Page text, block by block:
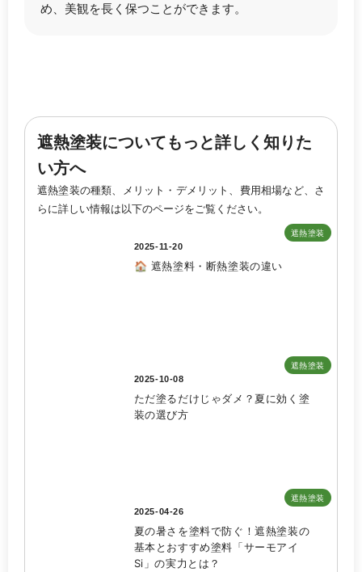
め、美観を長く保つことができます。
遮熱塗装についてもっと詳しく知りた
い方へ
遮熱塗装の種類、メリット・デメリット、費用相場など、さ
らに詳しい情報は以下のページをご覧ください。
遮熱塗装
2025-11-20
🏠 遮熱塗料・断熱塗装の違い
遮熱塗装
2025-10-08
ただ塗るだけじゃダメ？夏に効く塗
装の選び方
遮熱塗装
2025-04-26
夏の暑さを塗料で防ぐ！遮熱塗装の
基本とおすすめ塗料「サーモアイ
Si」の実力とは？